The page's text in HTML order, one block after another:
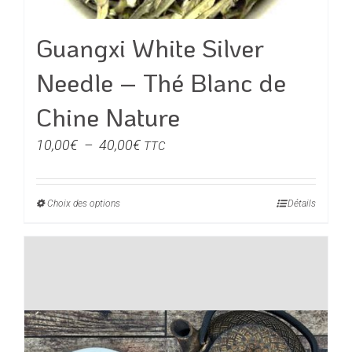
page
du
produit
Guangxi White Silver
Needle – Thé Blanc de
Chine Nature
10,00€ – 40,00€Plage
prix :
TTC
Choix des optionsCe
Les
options
Détails